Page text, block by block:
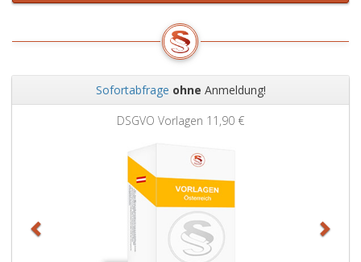
Verwendung
als
Beweismittel
eins,,
Paragraph
Sofortabfrage ohne Anmeldung!
DSGVO Vorlagen 11,90 €